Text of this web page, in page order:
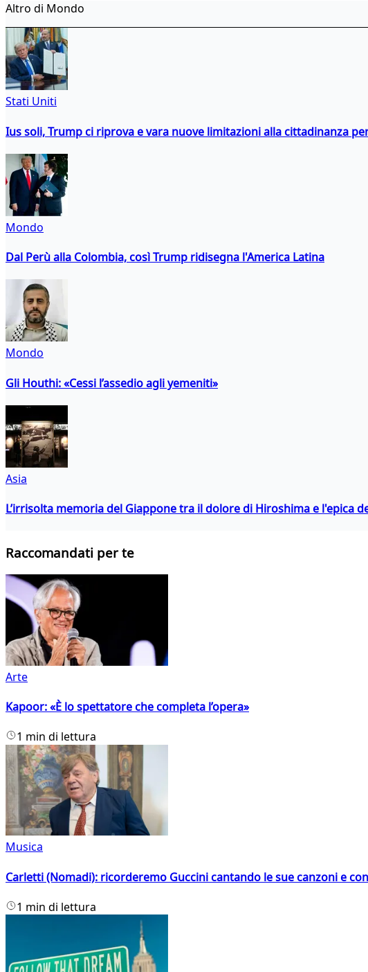
Altro di Mondo
Stati Uniti
Ius soli, Trump ci riprova e vara nuove limitazioni alla cittadinanza
Mondo
Dal Perù alla Colombia, così Trump ridisegna l'America Latina
Mondo
Gli Houthi: «Cessi l’assedio agli yemeniti»
Asia
L’irrisolta memoria del Giappone tra il dolore di Hiroshima e l'epica
Raccomandati per te
Arte
Kapoor: «È lo spettatore che completa l’opera»
1 min di lettura
Musica
Carletti (Nomadi): ricorderemo Guccini cantando le sue canzoni e
1 min di lettura